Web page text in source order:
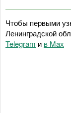
Чтобы первыми
Ленинградской
Telegram и в Maх